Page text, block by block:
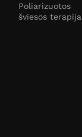
Poliarizuotos
šviesos terapija